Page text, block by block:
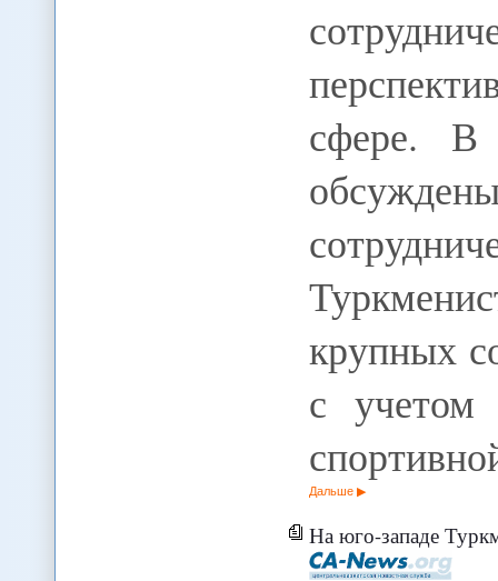
сфере. В
крупных
с учетом
Дальше
На юго-западе